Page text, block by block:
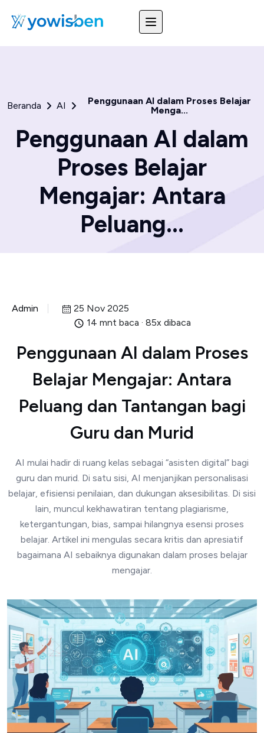
Beranda AI
Penggunaan AI dalam Proses Belajar
Menga...
Penggunaan AI dalam
Proses Belajar
Mengajar: Antara
Peluang...
Admin
25 Nov 2025
14 mnt baca · 85x dibaca
Penggunaan AI dalam Proses
Belajar Mengajar: Antara
Peluang dan Tantangan bagi
Guru dan Murid
AI mulai hadir di ruang kelas sebagai “asisten digital” bagi
guru dan murid. Di satu sisi, AI menjanjikan personalisasi
belajar, efisiensi penilaian, dan dukungan aksesibilitas. Di sisi
lain, muncul kekhawatiran tentang plagiarisme,
ketergantungan, bias, sampai hilangnya esensi proses
belajar. Artikel ini mengulas secara kritis dan apresiatif
bagaimana AI sebaiknya digunakan dalam proses belajar
mengajar.